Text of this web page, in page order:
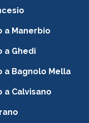
a Manerbio
a Ghedi
a Bagnolo Mella
a Calvisano